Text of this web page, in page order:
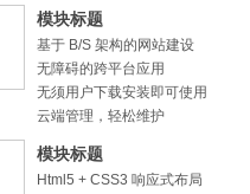
模块标题
基于 B/S 架构的网站建设
无障碍的跨平台应用
无须用户下载安装即可使用
云端管理，轻松维护
模块标题
Html5 + CSS3 响应式布局